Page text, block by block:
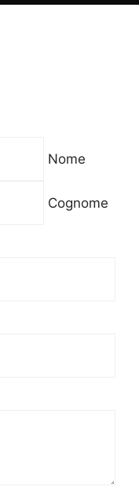
Nome
Cognome